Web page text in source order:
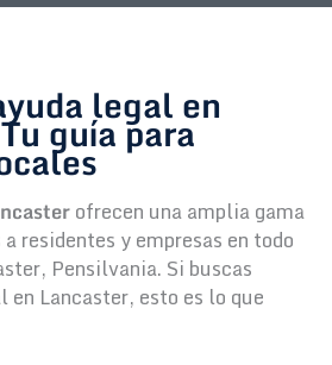
legal en
guía para
ofrecen una amplia gama
residentes y empresas en todo
Pensilvania. Si buscas
en Lancaster, esto es lo que